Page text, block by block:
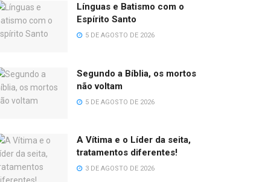
Línguas e Batismo com o
Espírito Santo
5 DE AGOSTO DE 2026
Segundo a Bíblia, os mortos
não voltam
5 DE AGOSTO DE 2026
A Vítima e o Líder da seita,
tratamentos diferentes!
3 DE AGOSTO DE 2026